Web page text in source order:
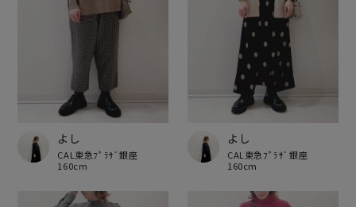
よし
CAL東急ﾌﾟﾗｻﾞ銀座
160cm
よし
CAL東急ﾌﾟﾗｻﾞ銀座
160cm